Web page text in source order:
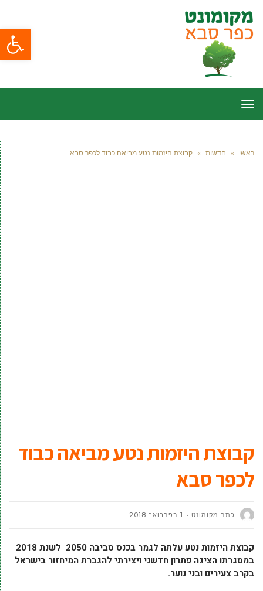
פתח
תפריט
ראשי » חדשות » קבוצת היזמות נטע מביאה כבוד לכפר סבא
קבוצת היזמות נטע מביאה כבוד
לכפר סבא
כתב מקומונט 1 בפברואר 2018
קבוצת היזמות נטע עלתה לגמר בכנס סביבה 2050
לשנת 2018
במסגרתו הציגה פתרון חדשני ויצירתי להגברת המיחזור בישראל
בקרב צעירים ובני נוער.